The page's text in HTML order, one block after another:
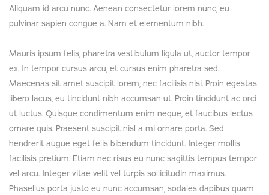
Aliquam id arcu nunc. Aenean consectetur lorem nunc, eu
pulvinar sapien congue a. Nam et elementum nibh.
Mauris ipsum felis, pharetra vestibulum ligula ut, auctor tempor
ex. In tempor cursus arcu, et cursus enim pharetra sed.
Maecenas sit amet suscipit lorem, nec facilisis nisi. Proin egestas
libero lacus, eu tincidunt nibh accumsan ut. Proin tincidunt ac orci
ut luctus. Quisque condimentum enim neque, et faucibus lectus
ornare quis. Praesent suscipit nisl a mi ornare porta. Sed
hendrerit augue eget felis bibendum tincidunt. Integer mollis
facilisis pretium. Etiam nec risus eu nunc sagittis tempus tempor
vel arcu. Integer vitae velit vel turpis sollicitudin maximus.
Phasellus porta justo eu nunc accumsan, sodales dapibus quam